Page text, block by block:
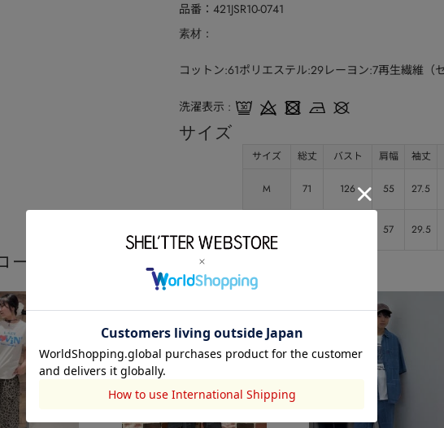
品番 421JSR10-0741
素材
コットン:61ポリエステル:29レーヨン:7再生繊維（
洗濯表示
サイズ
サイズ 総丈 バスト 肩幅 袖丈
M 71 126 55 27.5
57 29.5
ディネート